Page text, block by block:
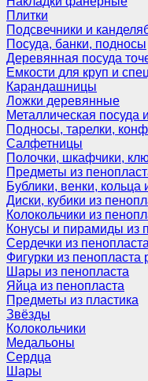
Плитки
Подсвечники и
Посуда, банки, подносы
Деревянная посуда
Емкости для круп и
Карандашницы
Ложки деревянные
Металлическая посуда
Подносы, тарелки,
Салфетницы
Полочки, шкафчики,
Предметы из
Бублики, венки, кольца
Диски, кубики из
Колокольчики из
Конусы и пирамиды из
Сердечки из пенопласта
Фигурки из пенопласта
Шары из пенопласта
Яйца из пенопласта
Предметы из пластика
Звёзды
Колокольчики
Медальоны
Сердца
Шары